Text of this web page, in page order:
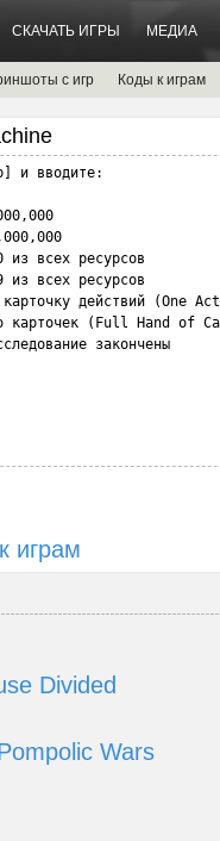
СКАЧАТЬ ИГРЫ МЕДИА
с игр Коды к играм
и вводите:
всех ресурсов
всех ресурсов
действий (One
(Full Hand of
закончены
играм
Divided
Wars